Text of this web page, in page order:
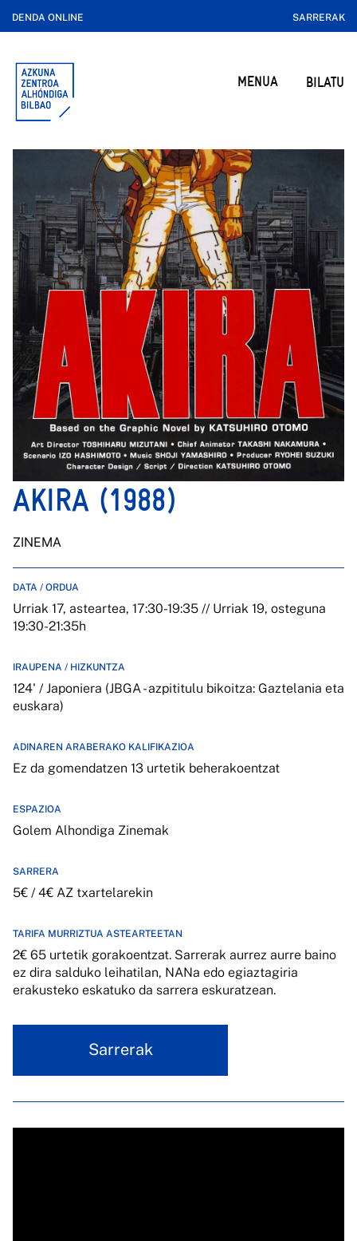
DENDA ONLINE SARRERAK
MENUA BILATU
AKIRA (1988)
ZINEMA
DATA / ORDUA
Urriak 17, asteartea, 17:30-19:35 // Urriak 19, osteguna
19:30-21:35h
IRAUPENA / HIZKUNTZA
124' / Japoniera (JBGA - azpititulu bikoitza: Gaztelania eta
euskara)
ADINAREN ARABERAKO KALIFIKAZIOA
Ez da gomendatzen 13 urtetik beherakoentzat
ESPAZIOA
Golem Alhondiga Zinemak
SARRERA
5€ / 4€ AZ txartelarekin
TARIFA MURRIZTUA ASTEARTEETAN
2€ 65 urtetik gorakoentzat. Sarrerak aurrez aurre baino
ez dira salduko leihatilan, NANa edo egiaztagiria
erakusteko eskatuko da sarrera eskuratzean.
Sarrerak